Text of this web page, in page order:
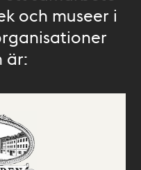
och museer i
är: